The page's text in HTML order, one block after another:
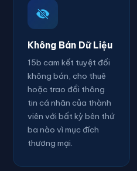
Không Bán Dữ Liệu
15b cam kết tuyệt đối
không bán, cho thuê
hoặc trao đổi thông
tin cá nhân của thành
viên với bất kỳ bên thứ
ba nào vì mục đích
thương mại.